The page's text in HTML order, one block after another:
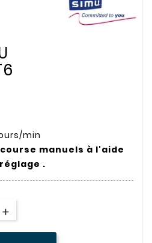
min
manuels à l'aide
.